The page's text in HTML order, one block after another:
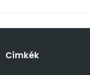
Címkék